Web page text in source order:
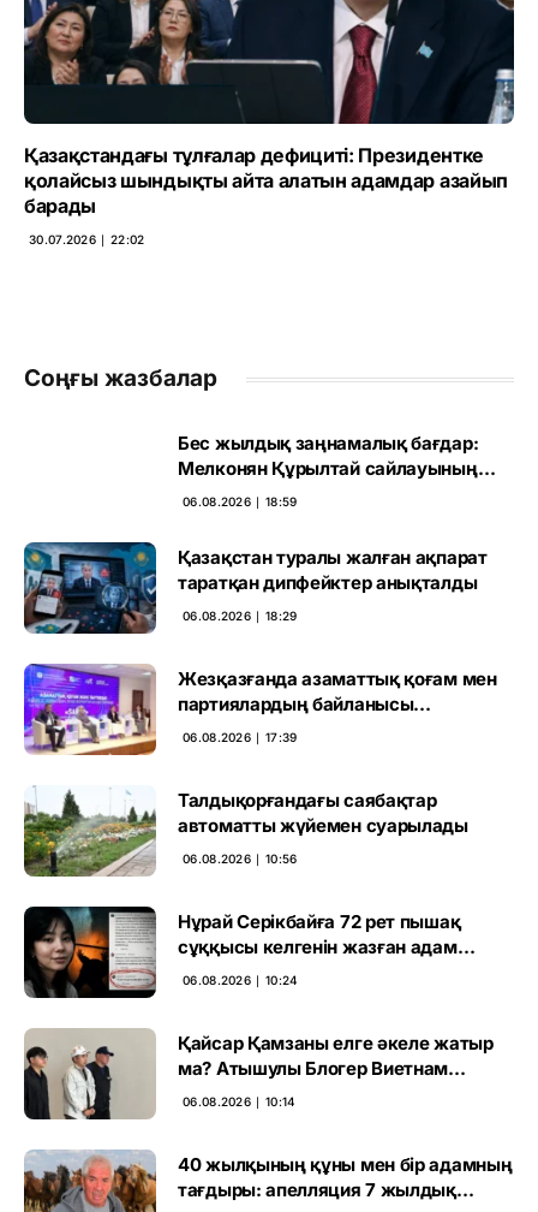
Қазақстандағы тұлғалар дефициті: Президентке
қолайсыз шындықты айта алатын адамдар азайып
барады
30.07.2026 ∣ 22:02
Соңғы жазбалар
Бес жылдық заңнамалық бағдар:
Мелконян Құрылтай сайлауының
маңызын бағалады
06.08.2026 ∣ 18:59
Қазақстан туралы жалған ақпарат
таратқан дипфейктер анықталды
06.08.2026 ∣ 18:29
Жезқазғанда азаматтық қоғам мен
партиялардың байланысы
талқыланды
06.08.2026 ∣ 17:39
Талдықорғандағы саябақтар
автоматты жүйемен суарылады
06.08.2026 ∣ 10:56
Нұрай Серікбайға 72 рет пышақ
сұққысы келгенін жазған адам
ұсталды
06.08.2026 ∣ 10:24
Қайсар Қамзаны елге әкеле жатыр
ма? Атышулы Блогер Виетнам
әуежайында көзге түсті
06.08.2026 ∣ 10:14
40 жылқының құны мен бір адамның
тағдыры: апелляция 7 жылдық